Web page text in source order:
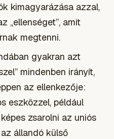
kimagyarázása azzal,
„ellenséget”, amit
megtenni.
gyakran azt
mindenben irányít,
az ellenkezője:
eszközzel, például
zsarolni az uniós
állandó külső